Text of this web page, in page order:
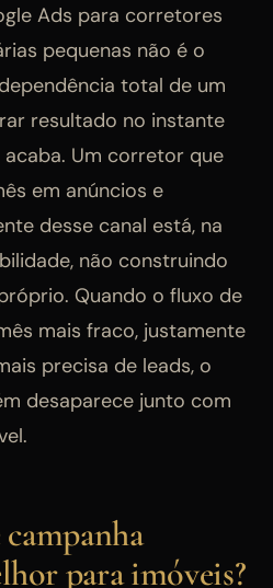
Ads para corretores
pequenas não é o
total de um
resultado no instante
Um corretor que
em anúncios e
desse canal está, na
não construindo
Quando o fluxo de
mais fraco, justamente
precisa de leads, o
desaparece junto com
para imóveis?